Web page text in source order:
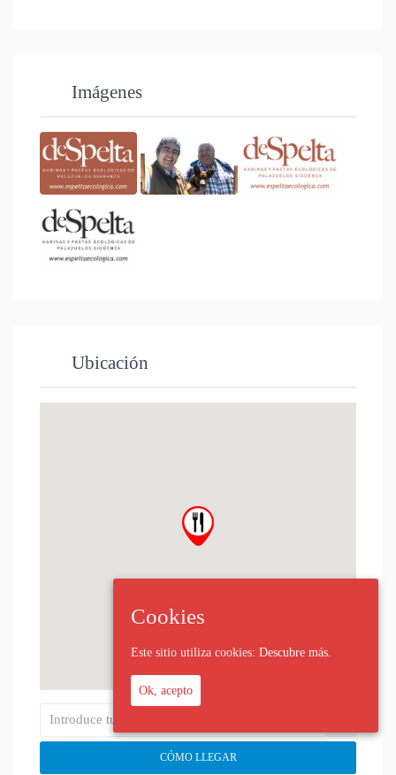
Imágenes
Ubicación
Cookies
Este sitio utiliza cookies: Descubre más.
Ok, acepto